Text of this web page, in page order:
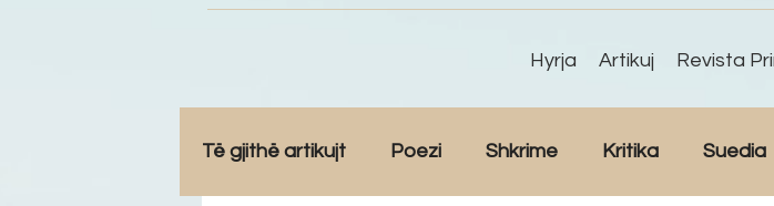
Hyrja Artikuj Revista
Të gjithë artikujt Poezi Shkrime Kritika Suedia